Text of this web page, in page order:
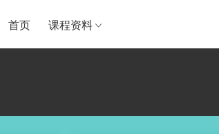
首页 课程资料